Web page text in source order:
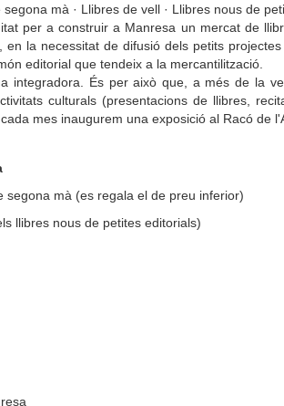
mà · Llibres de vell · Llibres nous de
per a construir a Manresa un mercat de
en la necessitat de difusió dels petits
editorial que tendeix a la mercantilització.
integradora. És per això que, a més de la
culturals (presentacions de llibres,
mes inaugurem una exposició al Racó de
segona mà (es regala el de preu inferior)
llibres nous de petites editorials)